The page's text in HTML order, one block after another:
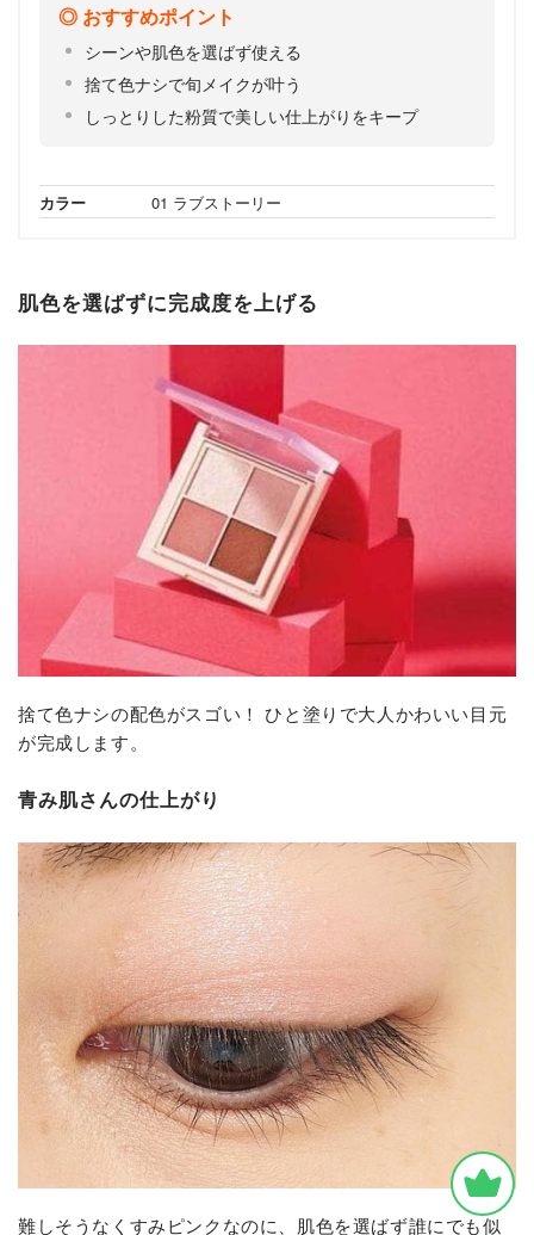
おすすめポイント
シーンや肌色を選ばず使える
捨て色ナシで旬メイクが叶う
しっとりした粉質で美しい仕上がりをキープ
カラー 01 ラブストーリー
肌色を選ばずに完成度を上げる
捨て色ナシの配色がスゴい！ ひと塗りで大人かわいい目元
が完成します。
青み肌さんの仕上がり
難しそうなくすみピンクなのに、肌色を選ばず誰にでも似